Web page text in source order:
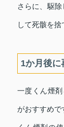
さらに、駆
して死骸を捨
1か月後に
一度くん煙
がおすすめで